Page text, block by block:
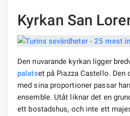
Kyrkan San
Den nuvarande kyrkan ligger
palatset på Piazza Castello. Den
med sina proportioner passar
ensemble. Utåt liknar det en
ett bostadshus, och inte ett